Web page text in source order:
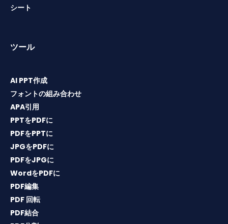
シート
ツール
AI PPT作成
フォントの組み合わせ
APA引用
PPTをPDFに
PDFをPPTに
JPGをPDFに
PDFをJPGに
WordをPDFに
PDF編集
PDF 回転
PDF結合